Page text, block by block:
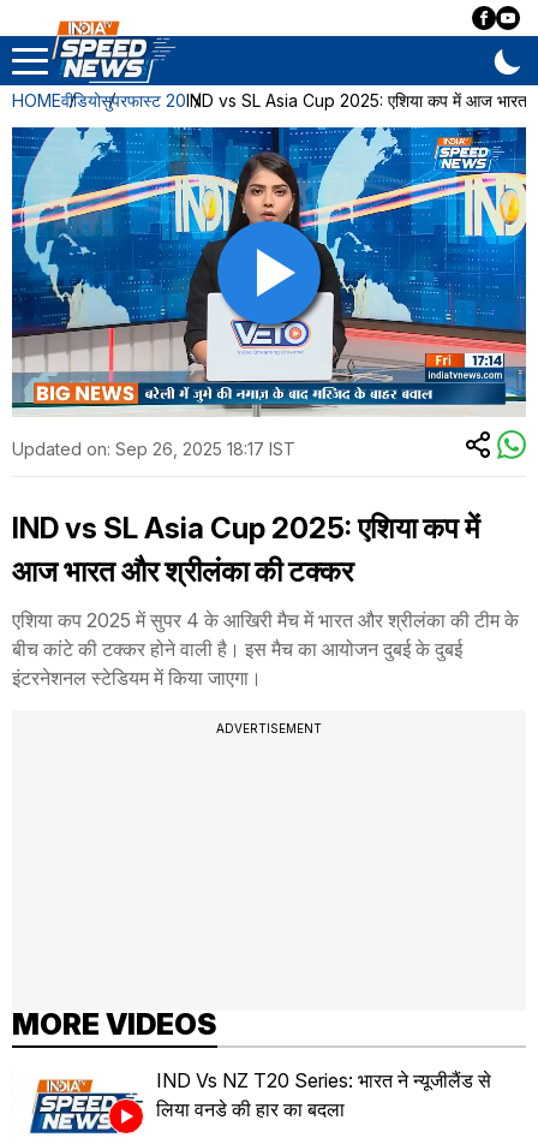
HOMEवीडियोसुपरफास्ट 20IND vs SL Asia Cup 2025: एशिया कप में आज भारत
Updated on: Sep 26, 2025 18:17 IST
IND vs SL Asia Cup 2025: एशिया कप में
आज भारत और श्रीलंका की टक्कर
एशिया कप 2025 में सुपर 4 के आखिरी मैच में भारत और श्रीलंका की टीम के
बीच कांटे की टक्कर होने वाली है। इस मैच का आयोजन दुबई के दुबई
इंटरनेशनल स्टेडियम में किया जाएगा।
ADVERTISEMENT
MORE VIDEOS
IND Vs NZ T20 Series: भारत ने न्यूजीलैंड से
लिया वनडे की हार का बदला